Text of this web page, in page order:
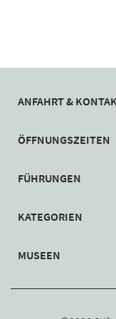
ANFAHRT &
ÖFFNUNGSZEITEN
FÜHRUNGEN
KATEGORIEN
MUSEEN